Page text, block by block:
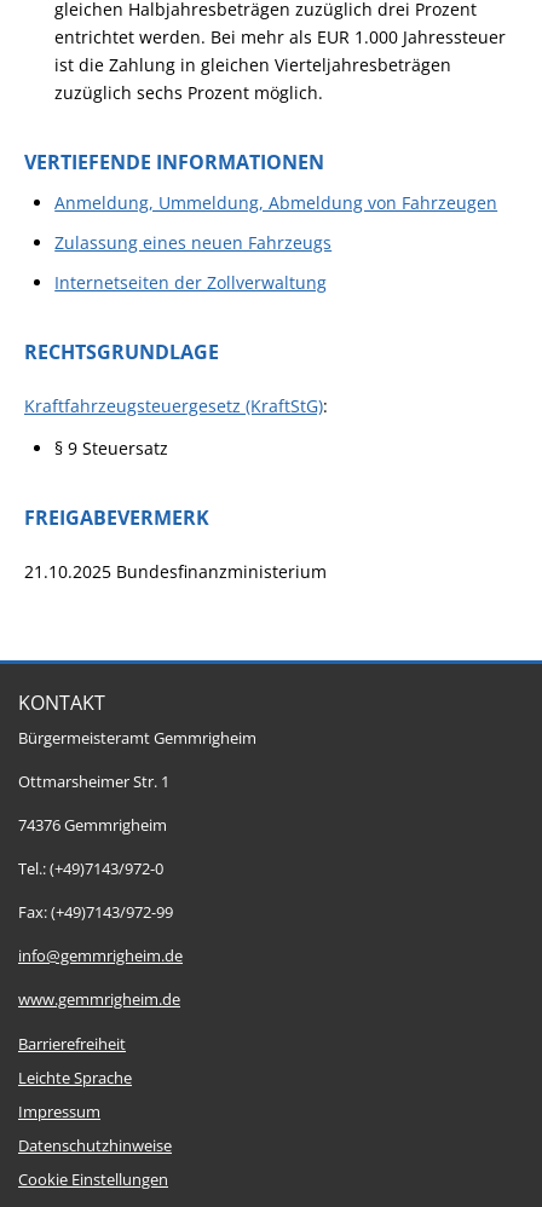
gleichen Halbjahresbeträgen zuzüglich drei Prozent
entrichtet werden. Bei mehr als EUR 1.000 Jahressteuer
ist die Zahlung in gleichen Vierteljahresbeträgen
zuzüglich sechs Prozent möglich.
VERTIEFENDE INFORMATIONEN
Anmeldung, Ummeldung, Abmeldung von Fahrzeugen
Zulassung eines neuen Fahrzeugs
Internetseiten der Zollverwaltung
RECHTSGRUNDLAGE
Kraftfahrzeugsteuergesetz (KraftStG):
§ 9 Steuersatz
FREIGABEVERMERK
21.10.2025 Bundesfinanzministerium
KONTAKT
Bürgermeisteramt Gemmrigheim
Ottmarsheimer Str. 1
74376 Gemmrigheim
Tel.: (+49)7143/972-0
Fax: (+49)7143/972-99
info@gemmrigheim.de
www.gemmrigheim.de
Barrierefreiheit
Leichte Sprache
Impressum
Datenschutzhinweise
Cookie Einstellungen